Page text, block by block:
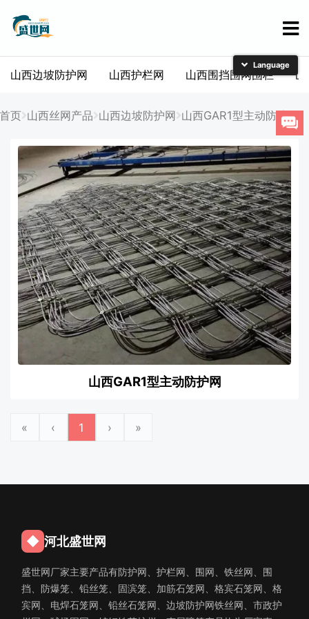
山西边坡防护网 山西护栏网 山西围挡围网围栏 山
页 山西丝网产品 山西边坡防护网 山西GAR1型主动防护网
山西GAR1型主动防护网
« ‹ 1 › »
◆ 河北盛世网
盛世网厂家主要产品有防护网、护栏网、围网、铁丝网、围
挡、防爆笼、铅丝笼、固滨笼、加筋石笼网、格宾石笼网、格
宾网、电焊石笼网、铅丝石笼网、边坡防护网铁丝网、市政护
简体中文
日本語